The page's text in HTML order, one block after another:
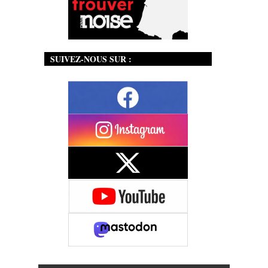
SUIVEZ-NOUS SUR :